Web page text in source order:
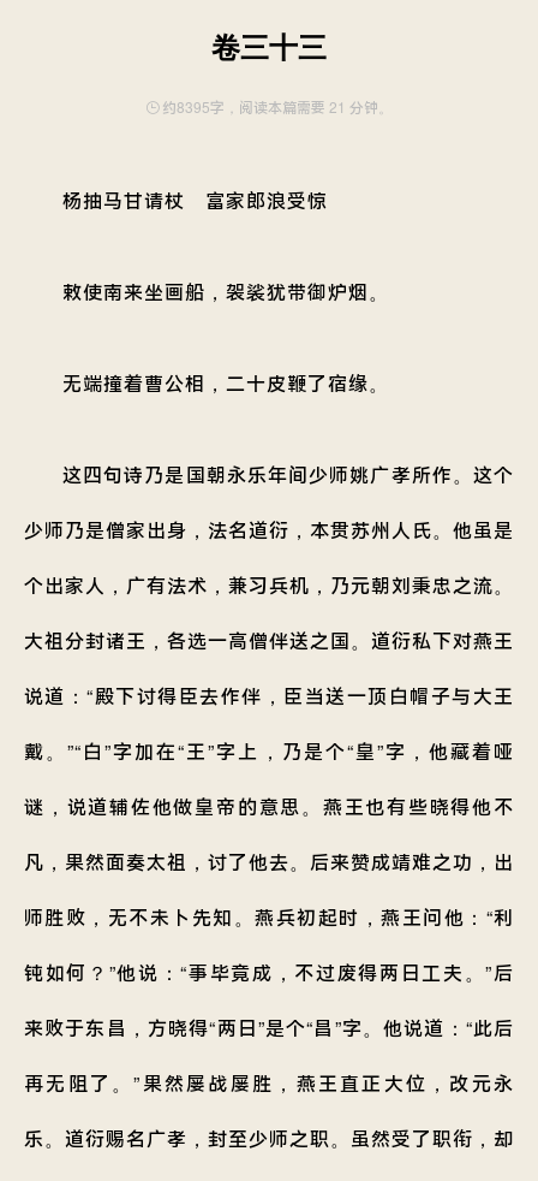
卷三十三
约8395字，阅读本篇需要 21 分钟。
杨抽马甘请杖 富家郎浪受惊
敕使南来坐画船，袈裟犹带御炉烟。
无端撞着曹公相，二十皮鞭了宿缘。
这四句诗乃是国朝永乐年间少师姚广孝所作。这个
少师乃是僧家出身，法名道衍，本贯苏州人氏。他虽是
个出家人，广有法术，兼习兵机，乃元朝刘秉忠之流。
大祖分封诸王，各选一高僧伴送之国。道衍私下对燕王
说道：“殿下讨得臣去作伴，臣当送一顶白帽子与大王
戴。”“白”字加在“王”字上，乃是个“皇”字，他藏着哑
谜，说道辅佐他做皇帝的意思。燕王也有些晓得他不
凡，果然面奏太祖，讨了他去。后来赞成靖难之功，出
师胜败，无不未卜先知。燕兵初起时，燕王问他：“利
钝如何？”他说：“事毕竟成，不过废得两日工夫。”后
来败于东昌，方晓得“两日”是个“昌”字。他说道：“此后
再无阻了。”果然屡战屡胜，燕王直正大位，改元永
乐。道衍赐名广孝，封至少师之职。虽然受了职衔，却